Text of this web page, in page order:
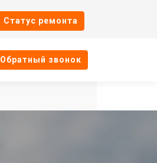
Cтатус ремонта
Oбратный звонок